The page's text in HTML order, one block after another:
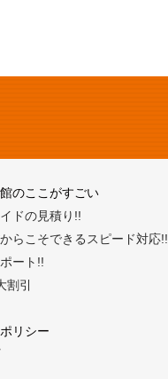
のここがすごい
ドの見積り!!
らこそできるスピード対応!!
ート!!
引
リシー